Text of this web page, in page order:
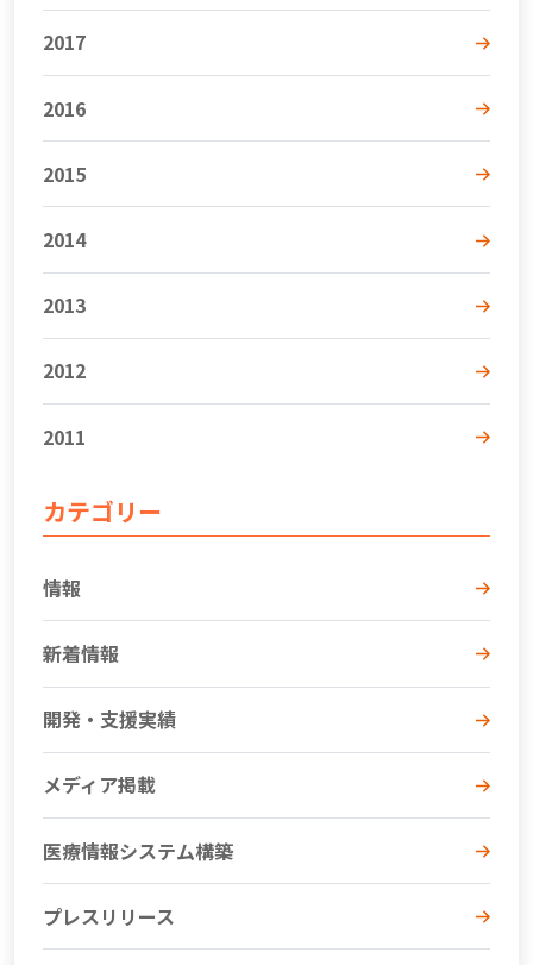
2017
2016
2015
2014
2013
2012
2011
カテゴリー
情報
新着情報
開発・支援実績
メディア掲載
医療情報システム構築
プレスリリース